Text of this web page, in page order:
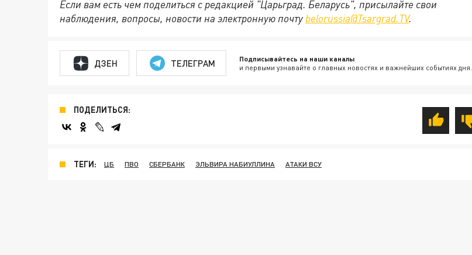
Если вам есть чем поделиться с редакцией "Царьград. Беларусь", присылайте свои
наблюдения, вопросы, новости на электронную почту belorussia@Tsargrad.TV.
ДЗЕН ТЕЛЕГРАМ Подписывайтесь на наши каналы
и первыми узнавайте о главных новостях и важнейших событиях дня.
ПОДЕЛИТЬСЯ:
ТЕГИ: ЦБ ПВО СБЕРБАНК ЭЛЬВИРА НАБИУЛЛИНА АТАКИ ВСУ